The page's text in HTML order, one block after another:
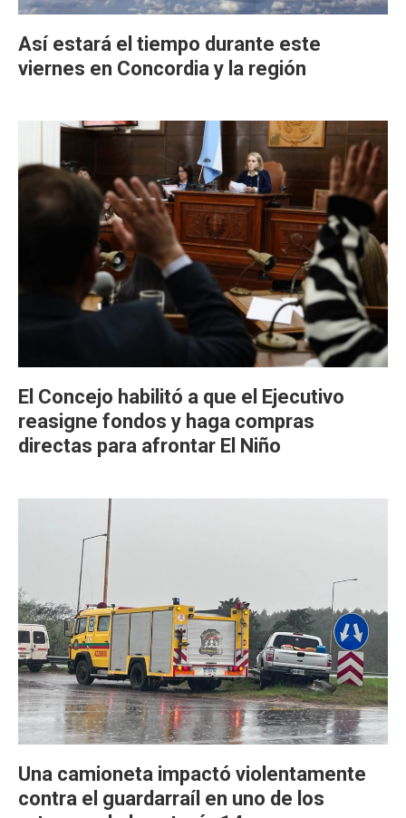
Así estará el tiempo durante este
viernes en Concordia y la región
El Concejo habilitó a que el Ejecutivo
reasigne fondos y haga compras
directas para afrontar El Niño
Una camioneta impactó violentamente
contra el guardarraíl en uno de los